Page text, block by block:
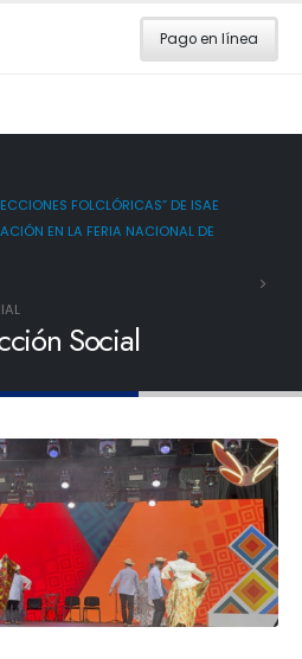
Pago en línea
FOLCLÓRICAS” DE ISAE
EN LA FERIA NACIONAL DE
Social